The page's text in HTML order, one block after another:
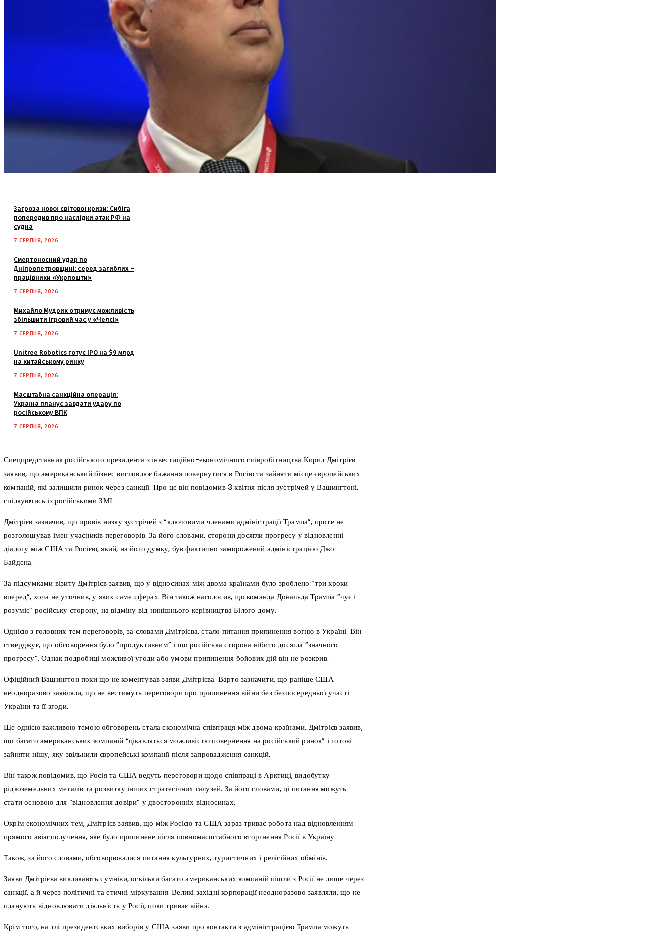
Загроза нової світової кризи: Сибіга
попередив про наслідки атак РФ на
судна
7 СЕРПНЯ, 2026
Смертоносний удар по
Дніпропетровщині: серед загиблих –
працівники «Укрпошти»
7 СЕРПНЯ, 2026
Михайло Мудрик отримує можливість
збільшити ігровий час у «Челсі»
7 СЕРПНЯ, 2026
Unitree Robotics готує IPO на $9 млрд
на китайському ринку
7 СЕРПНЯ, 2026
Масштабна санкційна операція:
Україна планує завдати удару по
російському ВПК
7 СЕРПНЯ, 2026
Спецпредставник російського президента з інвестиційно-економічного співробітництва Кирил Дмітрієв
заявив, що американський бізнес висловлює бажання повернутися в Росію та зайняти місце європейських
компаній, які залишили ринок через санкції. Про це він повідомив 3 квітня після зустрічей у Вашингтоні,
спілкуючись із російськими ЗМІ.
Дмітрієв зазначив, що провів низку зустрічей з “ключовими членами адміністрації Трампа”, проте не
розголошував імен учасників переговорів. За його словами, сторони досягли прогресу у відновленні
діалогу між США та Росією, який, на його думку, був фактично заморожений адміністрацією Джо
Байдена.
За підсумками візиту Дмітрієв заявив, що у відносинах між двома країнами було зроблено “три кроки
вперед”, хоча не уточнив, у яких саме сферах. Він також наголосив, що команда Дональда Трампа “чує і
розуміє” російську сторону, на відміну від нинішнього керівництва Білого дому.
Однією з головних тем переговорів, за словами Дмітрієва, стало питання припинення вогню в Україні. Він
стверджує, що обговорення було “продуктивним” і що російська сторона нібито досягла “значного
прогресу”. Однак подробиці можливої угоди або умови припинення бойових дій він не розкрив.
Офіційний Вашингтон поки що не коментував заяви Дмітрієва. Варто зазначити, що раніше США
неодноразово заявляли, що не вестимуть переговори про припинення війни без безпосередньої участі
України та її згоди.
Ще однією важливою темою обговорень стала економічна співпраця між двома країнами. Дмітрієв заявив,
що багато американських компаній “цікавляться можливістю повернення на російський ринок” і готові
зайняти нішу, яку звільнили європейські компанії після запровадження санкцій.
Він також повідомив, що Росія та США ведуть переговори щодо співпраці в Арктиці, видобутку
рідкоземельних металів та розвитку інших стратегічних галузей. За його словами, ці питання можуть
стати основою для “відновлення довіри” у двосторонніх відносинах.
Окрім економічних тем, Дмітрієв заявив, що між Росією та США зараз триває робота над відновленням
прямого авіасполучення, яке було припинене після повномасштабного вторгнення Росії в Україну.
Також, за його словами, обговорювалися питання культурних, туристичних і релігійних обмінів.
Заяви Дмітрієва викликають сумніви, оскільки багато американських компаній пішли з Росії не лише через
санкції, а й через політичні та етичні міркування. Великі західні корпорації неодноразово заявляли, що не
планують відновлювати діяльність у Росії, поки триває війна.
Крім того, на тлі президентських виборів у США заяви про контакти з адміністрацією Трампа можуть